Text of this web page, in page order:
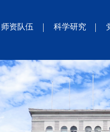
师资队伍 科学研究